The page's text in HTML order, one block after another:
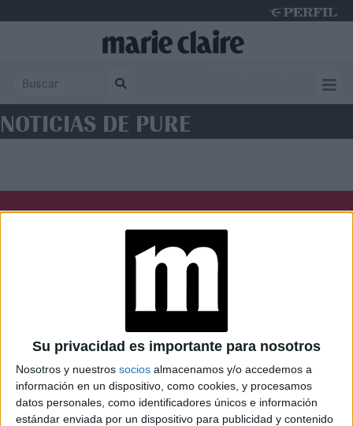
Su privacidad es importante para nosotros
Nosotros y nuestros socios almacenamos y/o accedemos a
información en un dispositivo, como cookies, y procesamos
datos personales, como identificadores únicos e información
estándar enviada por un dispositivo para publicidad y contenido
NOTICIAS DE PURE
Caras Noticias
Weekend Parabrisas
Look
Luz Mía Lunateen Break BATimes
© Perfil.com 2006-2019 - Todos los derechos reservados
Registro de Propiedad Intelectual: Nro. 5346433